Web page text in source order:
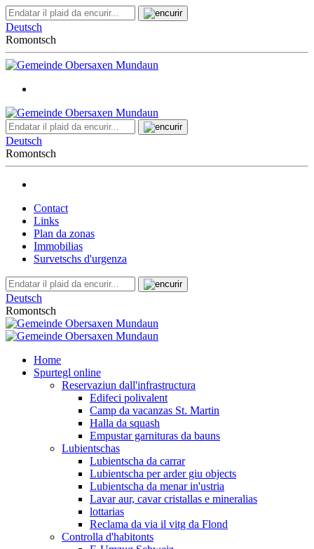
Deutsch
Romontsch
Deutsch
Romontsch
Contact
Links
Plan da zonas
Immobilias
Survetschs d'urgenza
Deutsch
Romontsch
Home
Spurtegl online
Reservaziun dall'infrastructura
Edifeci polivalent
Camp da vacanzas St. Martin
Halla da squash
Empustar garnituras da bauns
Lubientschas
Lubientscha da carrar
Lubientscha per arder giu objects
Lubientscha da menar in'ustria
Lavar aur, cavar cristallas e mineralias
lottarias
Reclama da via il vitg da Flond
Controlla d'habitonts